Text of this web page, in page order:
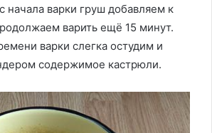
начала варки груш добавляем к
варить ещё 15 минут.
варки слегка остудим и
содержимое кастрюли.